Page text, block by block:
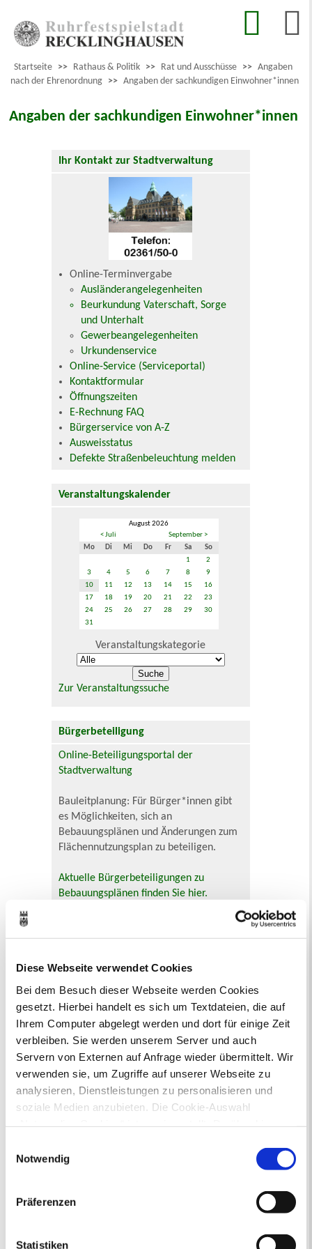
Diese Webseite verwendet Cookies
Bei dem Besuch dieser Webseite werden Cookies
gesetzt. Hierbei handelt es sich um Textdateien, die auf
Ihrem Computer abgelegt werden und dort für einige Zeit
verbleiben. Sie werden unserem Server und auch
Servern von Externen auf Anfrage wieder übermittelt. Wir
verwenden sie, um Zugriffe auf unserer Webseite zu
analysieren, Dienstleistungen zu personalisieren und
soziale Medien anzubieten. Die Cookie-Auswahl
Drittländern (USA) mit unzureichendem
Datenschutzniveau verarbeiten. Es besteht die Gefahr,
dass diese zu Kontroll- und Überwachungszwecken von
anderen missbraucht werden, ohne dass Sie sich mit
Arten von Cookies genau gesetzt werden, wie lang sie
Notwendig
Präferenzen
Statistiken
Startseite >> Rathaus & Politik >> Rat und Ausschüsse >> Angaben
nach der Ehrenordnung >> Angaben der sachkundigen Einwohner*innen
Angaben der sachkundigen Einwohner*innen
Ihr Kontakt zur Stadtverwaltung
Online-Terminvergabe
Ausländerangelegenheiten
Beurkundung Vaterschaft, Sorge
und Unterhalt
Gewerbeangelegenheiten
Urkundenservice
Online-Service (Serviceportal)
Kontaktformular
Öffnungszeiten
E-Rechnung FAQ
Bürgerservice von A-Z
Ausweisstatus
Defekte Straßenbeleuchtung melden
Veranstaltungskalender
August 2026
< Juli
September >
Mo
Di Mi Do Fr Sa
So
1
2
3
4 5 6 7 8
9
10
11 12 13 14 15
16
17
18 19 20 21 22
23
24
25 26 27 28 29
30
31
Veranstaltungskategorie
Zur Veranstaltungssuche
Bürgerbeteiligung
Online-Beteiligungsportal der
Stadtverwaltung
Bauleitplanung: Für Bürger*innen gibt
es Möglichkeiten, sich an
Bebauungsplänen und Änderungen zum
Flächennutzungsplan zu beteiligen.
Aktuelle Bürgerbeteiligungen zu
Bebauungsplänen finden Sie hier.
Flächennutzungsplan-Änderungen finden
Lebenslagen
Neu in Recklinghausen
Heiraten
Geburt
Sterbefall Umzug
Gewerbe
Behinderung
Arbeitslos
Senioren und Pflege
Finanzielle und soziale Notlagen
Rund ums Ordnungsamt - Fragen von
A bis Z
Zigarettenstummel: Hier finden Sie